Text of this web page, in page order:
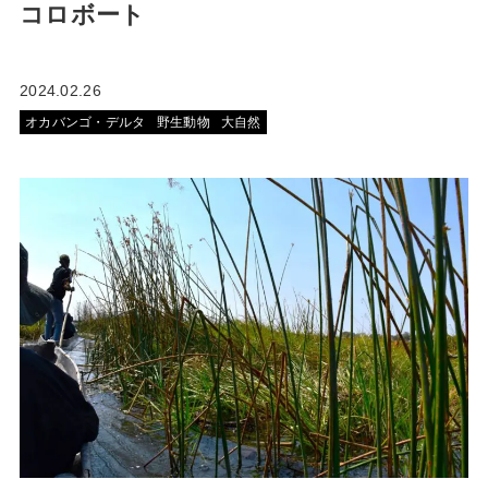
コロボート
2024.02.26
オカバンゴ・デルタ 野生動物 大自然